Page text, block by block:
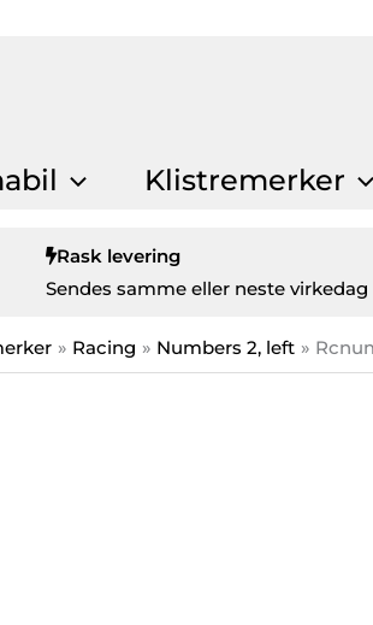
Klistremerker
Rask levering
Sendes samme eller neste virkedag
Racing Numbers 2, left